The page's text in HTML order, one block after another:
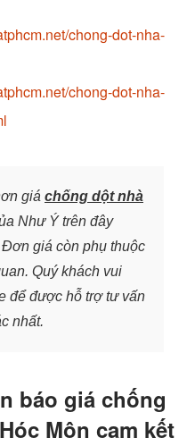
chong-dot-nha-
chong-dot-nha-
giá chống dột nhà
Như Ý trên đây
giá còn phụ thuộc
Quý khách vui
để được hỗ trợ tư vấn
nhất.
báo giá chống
Môn cam kết